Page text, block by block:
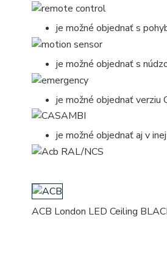
je možné objednať s
je možné objednať s
je možné objednať
je možné objednať aj v
ACB London LED Ceiling